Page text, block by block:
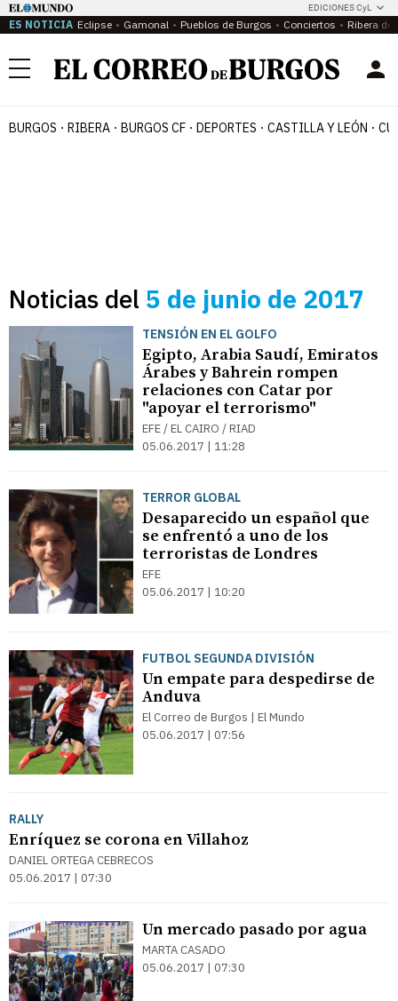
EDICIONES CyL
ES NOTICIA Eclipse Gamonal Pueblos de Burgos Conciertos Ribera del
Menú
BURGOS RIBERA BURGOS CF DEPORTES CASTILLA Y LEÓN
Noticias del 5 de junio de 2017
TENSIÓN EN EL GOLFO
Egipto, Arabia Saudí, Emiratos
Árabes y Bahrein rompen
relaciones con Catar por
"apoyar el terrorismo"
EFE / EL CAIRO / RIAD
05.06.2017 | 11:28
TERROR GLOBAL
Desaparecido un español que
se enfrentó a uno de los
terroristas de Londres
EFE
05.06.2017 | 10:20
FUTBOL SEGUNDA DIVISIÓN
Un empate para despedirse de
Anduva
El Correo de Burgos | El Mundo
05.06.2017 | 07:56
RALLY
Enríquez se corona en Villahoz
DANIEL ORTEGA CEBRECOS
05.06.2017 | 07:30
Un mercado pasado por agua
MARTA CASADO
05.06.2017 | 07:30